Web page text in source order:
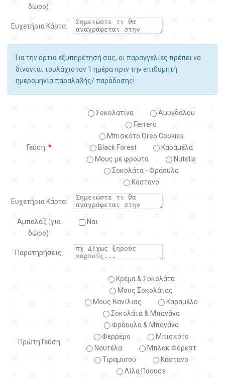
δώρο):
Ευχετήρια Κάρτα:
Για την άρτια εξυπηρέτησή σας, οι παραγγελίες πρέπει να
δίνονται τουλάχιστον 1 ημέρα πριν την επιθυμητή
ημερομηνία παραλαβής/ παράδοσης!
Γεύση: *
Σοκολατίνα
Αμυγδάλου
Ferrero
Μπισκότο Oreo Cookies
Black Forest
Kαραμέλα
Μους με φρούτα
Nutella
Σοκολάτα - Φράουλα
Κάστανο
Ευχετήρια Κάρτα:
Αμπαλάζ (για
δώρο):
Ναι
Παρατηρήσεις:
Πρώτη Γεύση
Κρέμα & Σοκολάτα
Μους Σοκολάτας
Μους Βανίλιας
Καραμέλα
Σοκολάτα & Μπανάνα
Φράουλα & Μπανάνα
Φερρέρο
Μπισκότο
Νουτέλα
Μπλακ Φόρεστ
Τιραμισού
Κάστανο
Λίλα Πάουσε